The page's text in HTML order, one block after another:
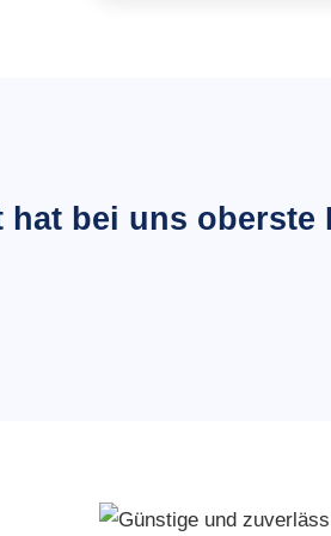
bei uns oberste